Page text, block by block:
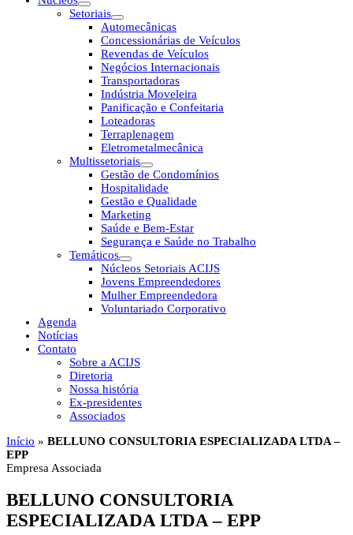
Setoriais
Automecânicas
Concessionárias de Veículos
Revendas de Veículos
Negócios Internacionais
Transportadoras
Indústria Moveleira
Panificação e Confeitaria
Loteadoras
Terraplenagem
Eletrometalmecânica
Multissetoriais
Gestão de Condomínios
Hospitalidade
Gestão e Qualidade
Marketing
Saúde e Bem-Estar
Segurança e Saúde no Trabalho
Temáticos
Núcleos Setoriais ACIJS
Jovens Empreendedores
Mulher Empreendedora
Voluntariado Corporativo
Agenda
Notícias
Contato
Sobre a ACIJS
Diretoria
Nossa história
Ex-presidentes
Associados
Início » BELLUNO CONSULTORIA ESPECIALIZADA LTDA –
EPP
Empresa Associada
BELLUNO CONSULTORIA
ESPECIALIZADA LTDA – EPP